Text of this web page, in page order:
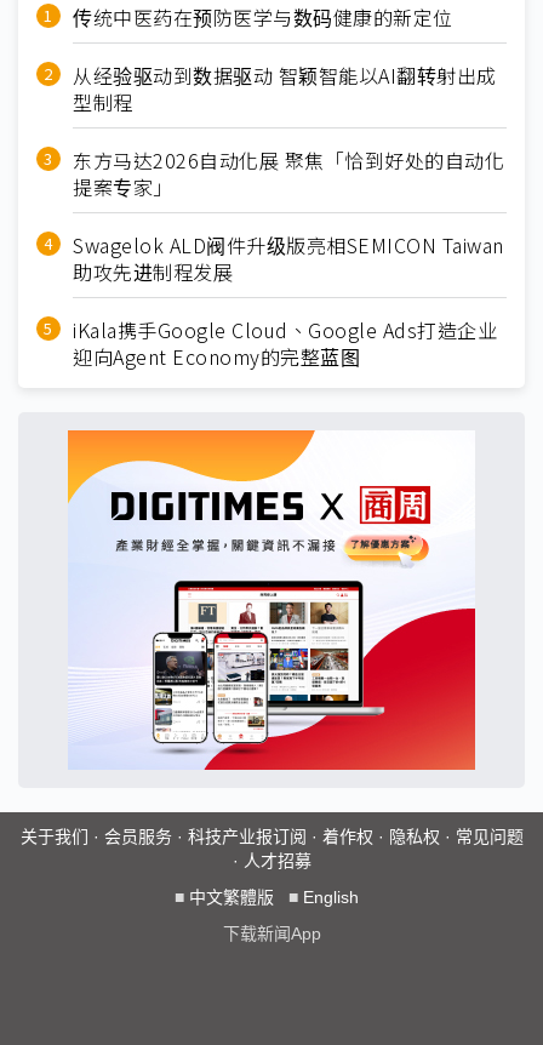
传统中医药在预防医学与数码健康的新定位
从经验驱动到数据驱动 智颖智能以AI翻转射出成
型制程
东方马达2026自动化展 聚焦「恰到好处的自动化
提案专家」
Swagelok ALD阀件升级版亮相SEMICON Taiwan
助攻先进制程发展
iKala携手Google Cloud、Google Ads打造企业
迎向Agent Economy的完整蓝图
关于我们 · 会员服务· 科技产业报订阅 · 着作权 · 隐私权 · 常见问题
· 人才招募
■ 中文繁體版 ■ English
下载新闻App